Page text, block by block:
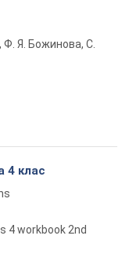
Ф. Я. Божинова, С.
4 клас
4 workbook 2nd